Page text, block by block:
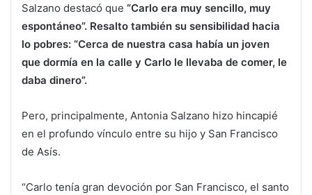
Salzano destacó que “Carlo era muy sencillo, muy
espontáneo”. Resalto también su sensibilidad hacia
lo pobres: “Cerca de nuestra casa había un joven
que dormía en la calle y Carlo le llevaba de comer, le
daba dinero”.
Pero, principalmente, Antonia Salzano hizo hincapié
en el profundo vínculo entre su hijo y San Francisco
de Asís.
“Carlo tenía gran devoción por San Francisco, el santo